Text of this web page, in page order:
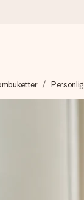
omsorg och